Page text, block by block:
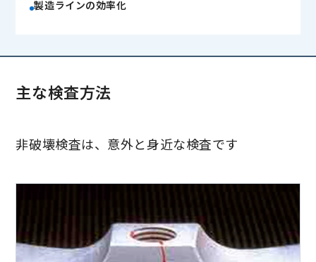
製造ラインの効率化
主な検査方法
非破壊検査は、意外と身近な検査です